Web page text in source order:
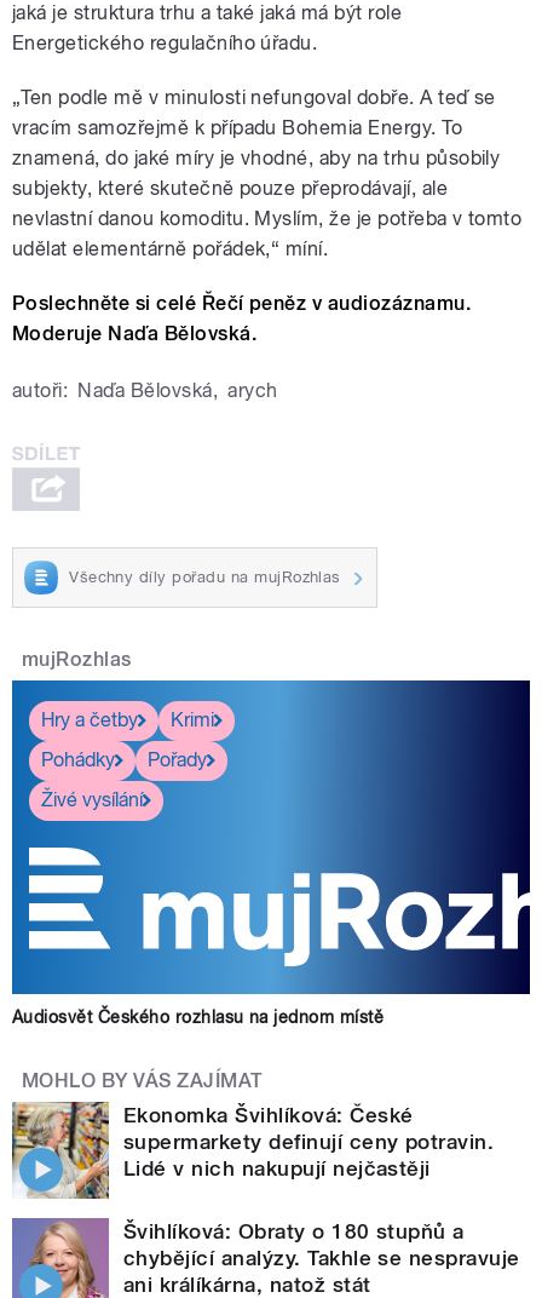
jaká je struktura trhu a také jaká má být role
Energetického regulačního úřadu.
„Ten podle mě v minulosti nefungoval dobře. A teď se
vracím samozřejmě k případu Bohemia Energy. To
znamená, do jaké míry je vhodné, aby na trhu působily
subjekty, které skutečně pouze přeprodávají, ale
nevlastní danou komoditu. Myslím, že je potřeba v tomto
udělat elementárně pořádek,“ míní.
Poslechněte si celé Řečí peněz v audiozáznamu.
Moderuje Naďa Bělovská.
autoři: Naďa Bělovská, arych
Všechny díly pořadu na mujRozhlas
mujRozhlas
Hry a četby
Krimi
Pohádky
Pořady
Živé vysílání
Audiosvět Českého rozhlasu na jednom místě
MOHLO BY VÁS ZAJÍMAT
Ekonomka Švihlíková: České
supermarkety definují ceny potravin.
Lidé v nich nakupují nejčastěji
Švihlíková: Obraty o 180 stupňů a
chybějící analýzy. Takhle se nespravuje
ani králíkárna, natož stát